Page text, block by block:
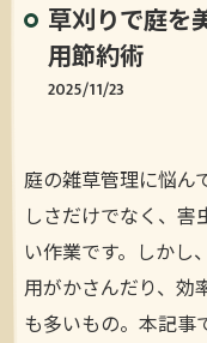
草刈りで庭を
用節約術
2025/11/23
庭の雑草管理に悩ん
しさだけでなく、
い作業です。しかし
用がかさんだり、効
も多いもの。本記事